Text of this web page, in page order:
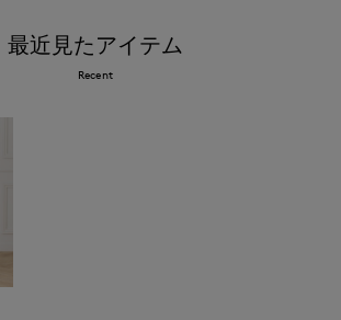
最近見たアイテム
Recent